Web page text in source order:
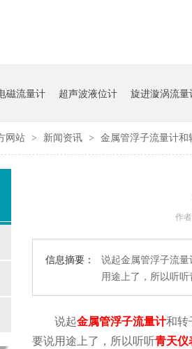
磁流量计 超声波液位计 旋进漩涡流量
网站 > 新闻资讯 > 金属管浮子流量计
作
信息摘要：
说起金属管浮子流
用途上了，所以听
说起金属管浮子流量计和转
要说用途上了，所以听听青天仪